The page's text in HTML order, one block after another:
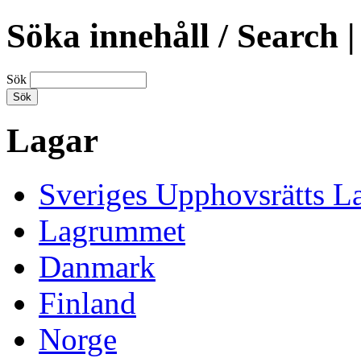
Söka innehåll / Search
Sök
Lagar
Sveriges Upphovsrätts
Lagrummet
Danmark
Finland
Norge